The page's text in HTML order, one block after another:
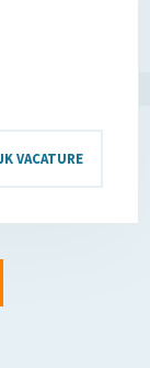
VACATURE